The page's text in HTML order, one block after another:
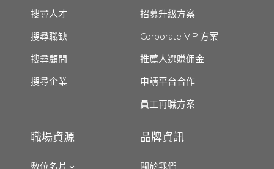
搜尋人才
搜尋職缺
搜尋顧問
搜尋企業
招募升級方案
Corporate VIP 方案
推薦人選賺佣金
申請平台合作
員工再職方案
職場資源
數位名片
品牌資訊
關於我們